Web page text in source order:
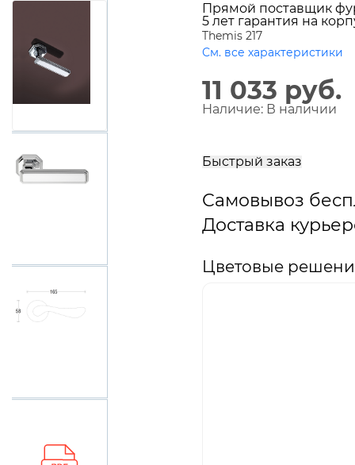
Прямой поставщик
5 лет гарантия на
Themis 217
См. все характеристики
11 033 руб.
Наличие: В наличии
Быстрый заказ
Самовывоз
Доставка
Цветовые